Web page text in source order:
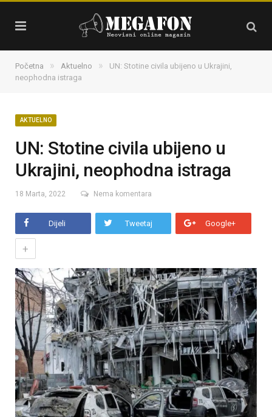
Početna » Aktuelno »
UN: Stotine civila ubijeno u Ukrajini,
neophodna istraga
AKTUELNO
UN: Stotine civila ubijeno u
Ukrajini, neophodna istraga
18 Marta, 2022 Nema komentara
Dijeli Tweetaj Google+
+